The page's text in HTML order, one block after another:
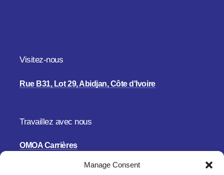
Manage Consent
Visitez-nous
Rue B31, Lot 29, Abidjan, Côte d'Ivoire
Travaillez avec nous
OMOA Carrières